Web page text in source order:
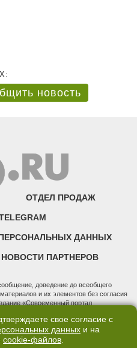
новость
ОТДЕЛ ПРОДАЖ
ДАННЫХ
НОВОСТИ ПАРТНЕРОВ
доведение до всеобщего
и их элементов без согласия
«Современный портал
технологий и массовых коммуникаций
ЭЛ № ФС 77 - 76634 от 02.09.2019
"66.ру". Юридический
свое согласие с
данных и на
cookie-файлов.